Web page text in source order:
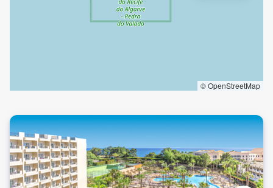
© OpenStreetMap